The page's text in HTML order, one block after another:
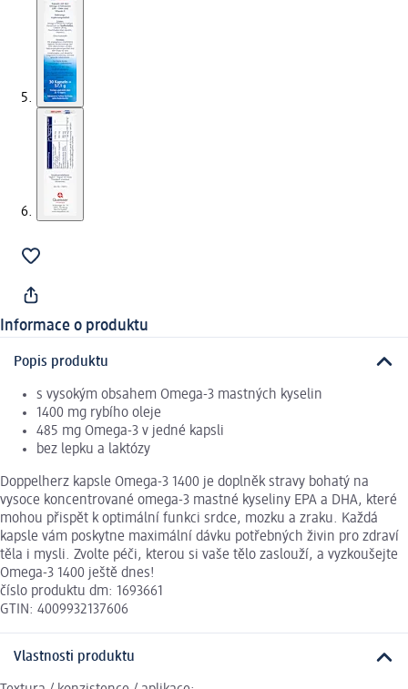
Informace o produktu
Popis produktu
s vysokým obsahem Omega-3 mastných kyselin
1400 mg rybího oleje
485 mg Omega-3 v jedné kapsli
bez lepku a laktózy
Doppelherz kapsle Omega-3 1400 je doplněk stravy bohatý na
vysoce koncentrované omega-3 mastné kyseliny EPA a DHA, které
mohou přispět k optimální funkci srdce, mozku a zraku. Každá
kapsle vám poskytne maximální dávku potřebných živin pro zdraví
těla i mysli. Zvolte péči, kterou si vaše tělo zaslouží, a vyzkoušejte
Omega-3 1400 ještě dnes!
číslo produktu dm: 1693661
GTIN: 4009932137606
Vlastnosti produktu